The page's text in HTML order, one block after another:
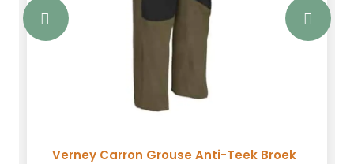
Verney Carron Grouse Anti-Teek Broek